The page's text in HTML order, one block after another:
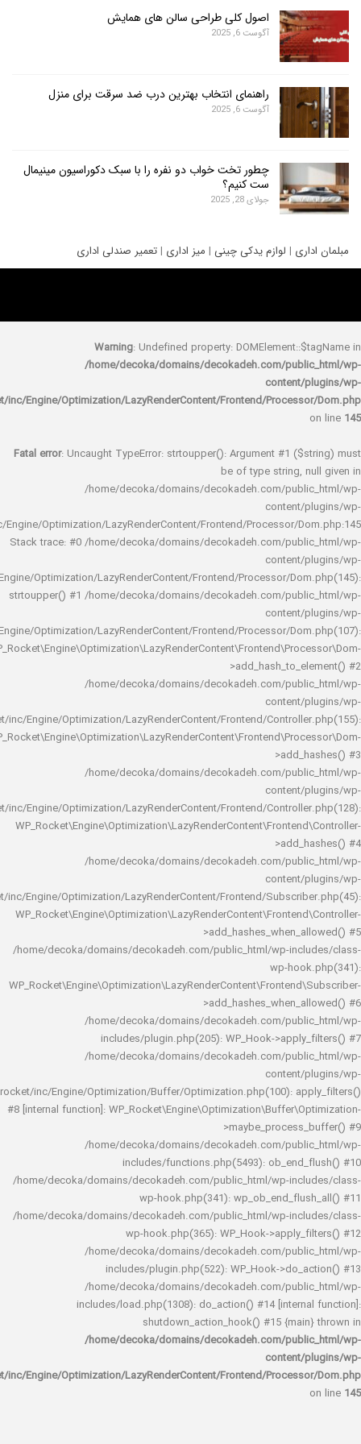
اصول کلی طراحی سالن های همایش
آگوست 6, 2025
راهنمای انتخاب بهترین درب ضد سرقت برای منزل
آگوست 6, 2025
چطور تخت خواب دو نفره را با سبک دکوراسیون مینیمال
ست کنیم؟
جولای 28, 2025
|لوازم یدکی چینی|میز اداری| تعمیر صندلی اداری
Warning: Undefined property:
/home/decoka/domains/decokadeh.com/
rocket/inc/Engine/Optimization/LazyRenderContent/Frontend/
Fatal error : Uncaught TypeError: strtoupper(): Argument #1
be of type string,
/home/decoka/domains/decokadeh.com/
rocket/inc/Engine/Optimization/LazyRenderContent/Frontend/Processor/
Stack trace: #0 /home/decoka/domains/decokadeh.com/
rocket/inc/Engine/Optimization/LazyRenderContent/Frontend/Processor/
strtoupper() #1 /home/decoka/domains/decokadeh.com/
rocket/inc/Engine/Optimization/LazyRenderContent/Frontend/Processor/
/home/decoka/domains/decokadeh.com/
rocket/inc/Engine/Optimization/LazyRenderContent/Frontend/
/home/decoka/domains/decokadeh.com/
rocket/inc/Engine/Optimization/LazyRenderContent/Frontend/
/home/decoka/domains/decokadeh.com/
rocket/inc/Engine/Optimization/LazyRenderContent/Frontend/
/home/decoka/domains/decokadeh.com/public_html/wp-
wp-
/home/decoka/domains/decokadeh.com/
includes/plugin.php(205): WP_Hook-
/home/decoka/domains/decokadeh.com/
rocket/inc/Engine/Optimization/Buffer/Optimization.php(100):
#8 [internal function]:
/home/decoka/domains/decokadeh.com/
includes/functions.php(5493):
/home/decoka/domains/decokadeh.com/public_html/wp-
wp-hook.php(341):
/home/decoka/domains/decokadeh.com/public_html/wp-
wp-hook.php(365): WP_Hook-
/home/decoka/domains/decokadeh.com/
includes/plugin.php(522): WP_Hook-
/home/decoka/domains/decokadeh.com/
includes/load.php(1308): do_action() #14
shutdown_action_hook() #15
/home/decoka/domains/decokadeh.com/
rocket/inc/Engine/Optimization/LazyRenderContent/Frontend/